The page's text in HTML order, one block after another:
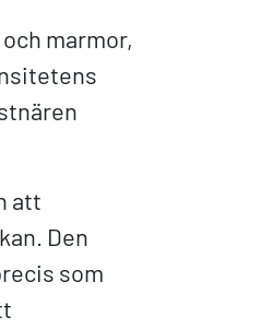
marmor,
att
Den
som